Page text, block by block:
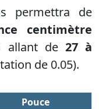
permettra de
centimètre
allant de 27 à
de 0.05).
Pouce